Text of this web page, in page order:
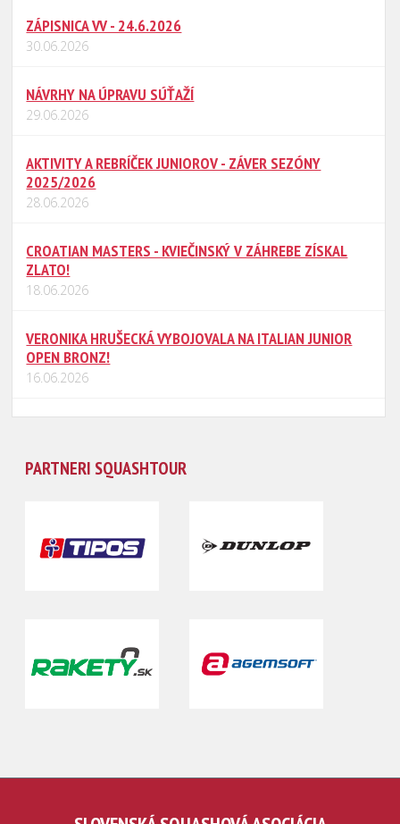
ZÁPISNICA VV - 24.6.2026
30.06.2026
NÁVRHY NA ÚPRAVU SÚŤAŽÍ
29.06.2026
AKTIVITY A REBRÍČEK JUNIOROV - ZÁVER SEZÓNY
2025/2026
28.06.2026
CROATIAN MASTERS - KVIEČINSKÝ V ZÁHREBE ZÍSKAL
ZLATO!
18.06.2026
VERONIKA HRUŠECKÁ VYBOJOVALA NA ITALIAN JUNIOR
OPEN BRONZ!
16.06.2026
PARTNERI SQUASHTOUR